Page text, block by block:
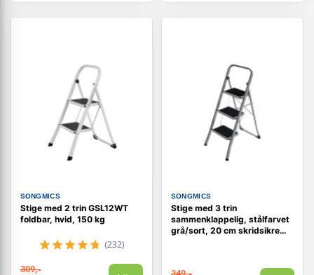
SONGMICS
Stige med 2 trin GSL12WT
foldbar, hvid, 150 kg
(232)
309,-
SONGMICS
Stige med 3 trin
sammenklappelig, stålfarvet
grå/sort, 20 cm skridsikre